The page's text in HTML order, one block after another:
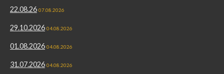
22.08.26 07.08.2026
29.10.2026 04.08.2026
01.08.2026 04.08.2026
31.07.2026 04.08.2026